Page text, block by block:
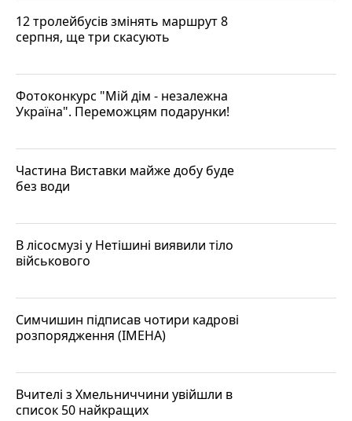
12 тролейбусів змінять маршрут 8
серпня, ще три скасують
Фотоконкурс "Мій дім - незалежна
Україна". Переможцям подарунки!
Частина Виставки майже добу буде
без води
В лісосмузі у Нетішині виявили тіло
військового
Симчишин підписав чотири кадрові
розпорядження (ІМЕНА)
Вчителі з Хмельниччини увійшли в
список 50 найкращих